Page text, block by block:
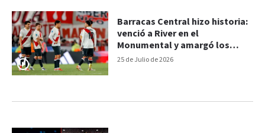
25 de Julio de 2026
Barracas Central hizo historia:
venció a River en el
Monumental y amargó los
debuts de Otamendi y Correa